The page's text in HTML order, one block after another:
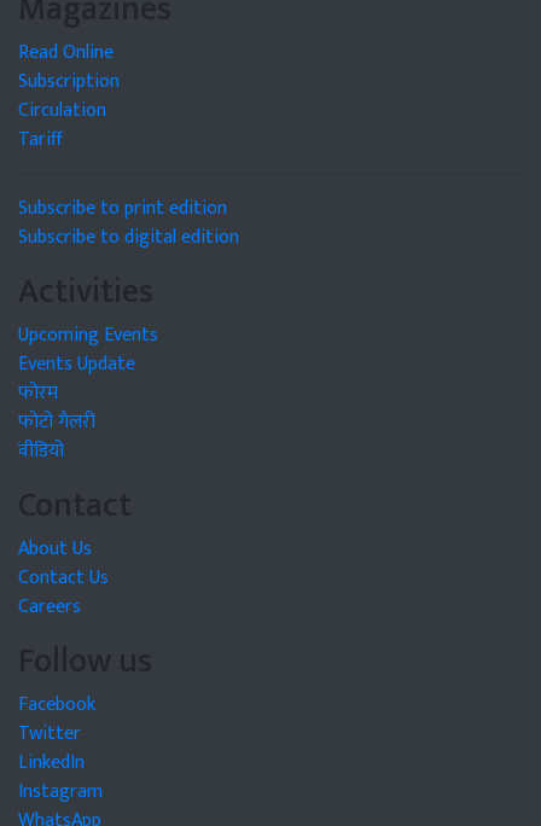
Read Online
Subscription
Circulation
Tariff
Subscribe to print edition
Subscribe to digital edition
Activities
Upcoming Events
Events Update
फोरम
फोटो गैलरी
वीडियो
Contact
About Us
Contact Us
Careers
Follow us
Facebook
Twitter
LinkedIn
Instagram